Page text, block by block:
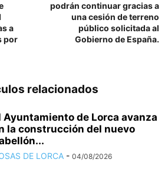
a
por
podrán continuar gracias a
una cesión de terreno
público solicitada al
Gobierno de España.
relacionados
Ayuntamiento de Lorca avanza
la construcción del nuevo
DE LORCA - 04/08/2026